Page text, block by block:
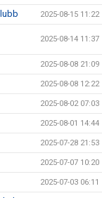
2025-08-15 11:22
2025-08-14 11:37
2025-08-08 21:09
2025-08-08 12:22
2025-08-02 07:03
2025-08-01 14:44
2025-07-28 21:53
2025-07-07 10:20
2025-07-03 06:11